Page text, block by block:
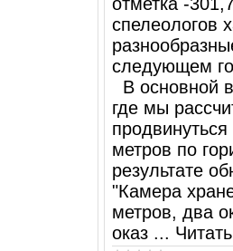
спелеологов
следующем
В основной
где мы
метров по
результате
"Камера
метров, два
оказ ...